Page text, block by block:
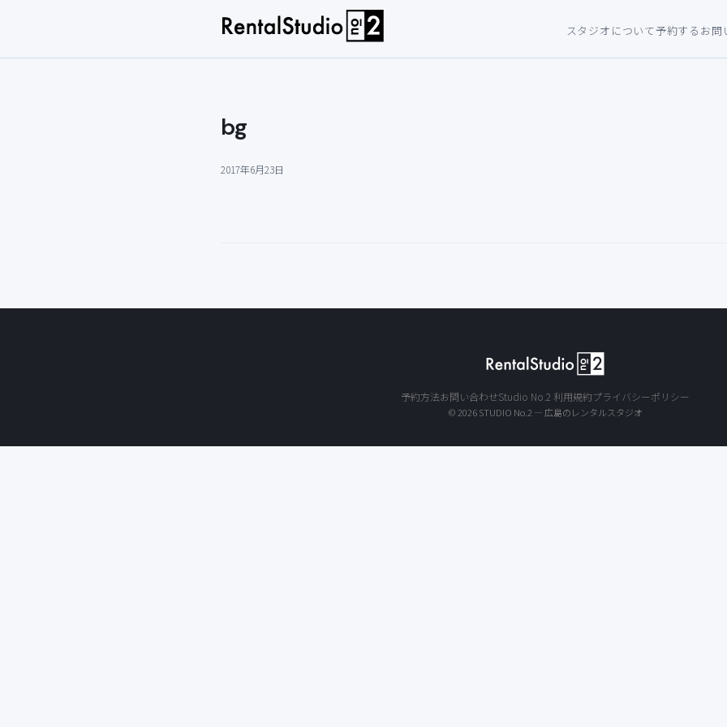
スタジオについて予約する お問
bg
2017年6月23日
予約方法お問い合わせStudio No.2 利用規約プライバシーポリシー
© 2026 STUDIO No.2 — 広島のレンタルスタジオ